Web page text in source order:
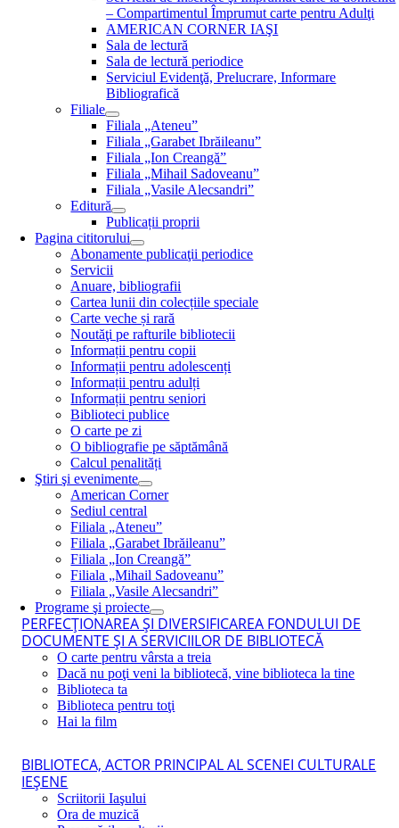
– Compartimentul Împrumut carte pentru Adulţi
AMERICAN CORNER IAŞI
Sala de lectură
Sala de lectură periodice
Serviciul Evidenţă, Prelucrare, Informare
Bibliografică
Filiale
Filiala „Ateneu”
Filiala „Garabet Ibrăileanu”
Filiala „Ion Creangă”
Filiala „Mihail Sadoveanu”
Filiala „Vasile Alecsandri”
Editură
Publicații proprii
Pagina cititorului
Abonamente publicaţii periodice
Servicii
Anuare, bibliografii
Cartea lunii din colecțiile speciale
Carte veche și rară
Noutăţi pe rafturile bibliotecii
Informații pentru copii
Informații pentru adolescenți
Informații pentru adulți
Informații pentru seniori
Biblioteci publice
O carte pe zi
O bibliografie pe săptămână
Calcul penalități
Ştiri şi evenimente
American Corner
Sediul central
Filiala „Ateneu”
Filiala „Garabet Ibrăileanu”
Filiala „Ion Creangă”
Filiala „Mihail Sadoveanu”
Filiala „Vasile Alecsandri”
Programe şi proiecte
PERFECŢIONAREA ŞI DIVERSIFICAREA FONDULUI DE
DOCUMENTE ŞI A SERVICIILOR DE BIBLIOTECĂ
O carte pentru vârsta a treia
Dacă nu poţi veni la bibliotecă, vine biblioteca la tine
Biblioteca ta
Biblioteca pentru toţi
Hai la film
BIBLIOTECA, ACTOR PRINCIPAL AL SCENEI CULTURALE
IEŞENE
Scriitorii Iaşului
Ora de muzică